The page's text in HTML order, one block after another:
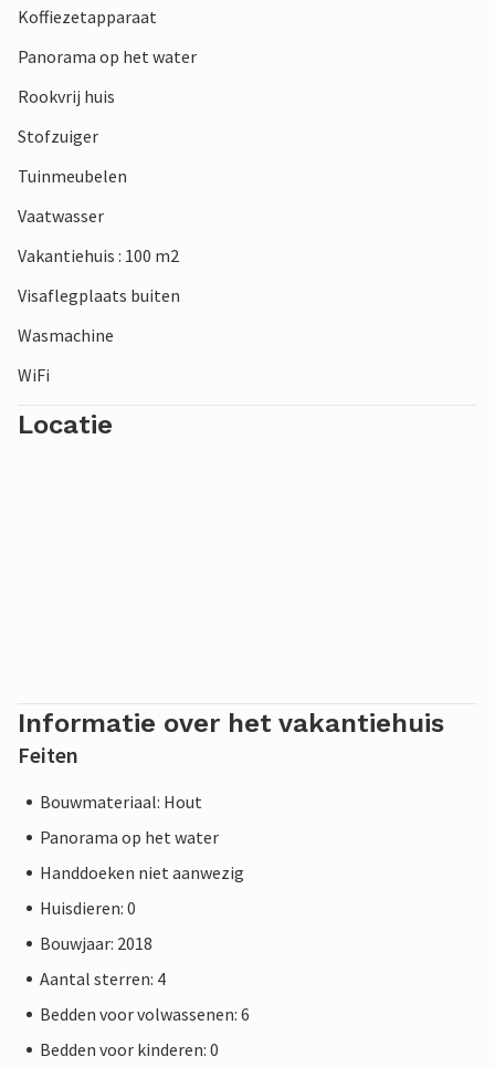
Koffiezetapparaat
Panorama op het water
Rookvrij huis
Stofzuiger
Tuinmeubelen
Vaatwasser
Vakantiehuis : 100 m2
Visaflegplaats buiten
Wasmachine
WiFi
Locatie
Informatie over het vakantiehuis
Feiten
Bouwmateriaal: Hout
Panorama op het water
Handdoeken niet aanwezig
Huisdieren: 0
Bouwjaar: 2018
Aantal sterren: 4
Bedden voor volwassenen: 6
Bedden voor kinderen: 0